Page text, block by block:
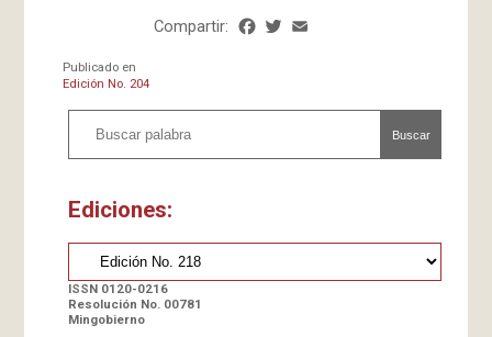
Compartir: Facebook
Twitter
Publicado en
Edición No. 204
Buscar
Ediciones:
ISSN 0120-0216
Resolución No. 00781
Mingobierno